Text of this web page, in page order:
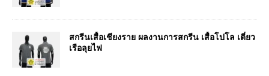
สกรีนเสื้อเชียงราย ผลงานการสกรีน เสื้อโปโล เตี๋ยว
เรือลุยไฟ